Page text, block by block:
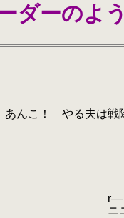
ダーのよ
ののリ
二
ニ